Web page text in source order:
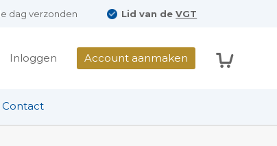
dag verzonden Lid van deVGT
Inloggen Account aanmaken
Contact